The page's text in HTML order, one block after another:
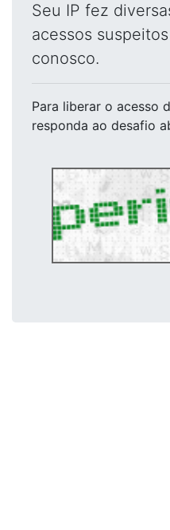
Seu IP fez
acessos
conosco.
Para liberar o acesso
responda ao desafio